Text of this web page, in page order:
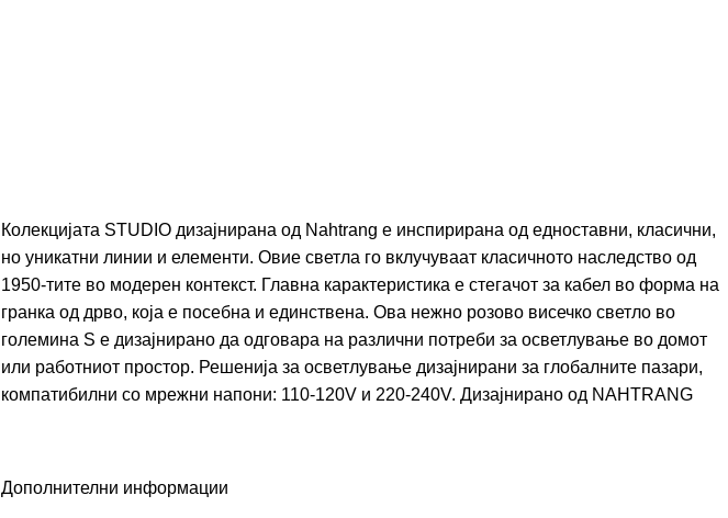
Колекцијата STUDIO дизајнирана од Nahtrang е инспирирана од едноставни, класични,
но уникатни линии и елементи. Овие светла го вклучуваат класичното наследство од
1950-тите во модерен контекст. Главна карактеристика е стегачот за кабел во форма на
гранка од дрво, која е посебна и единствена. Ова нежно розово висечко светло во
големина S е дизајнирано да одговара на различни потреби за осветлување во домот
или работниот простор. Решенија за осветлување дизајнирани за глобалните пазари,
компатибилни со мрежни напони: 110-120V и 220-240V. Дизајнирано од NAHTRANG
Дополнителни информации